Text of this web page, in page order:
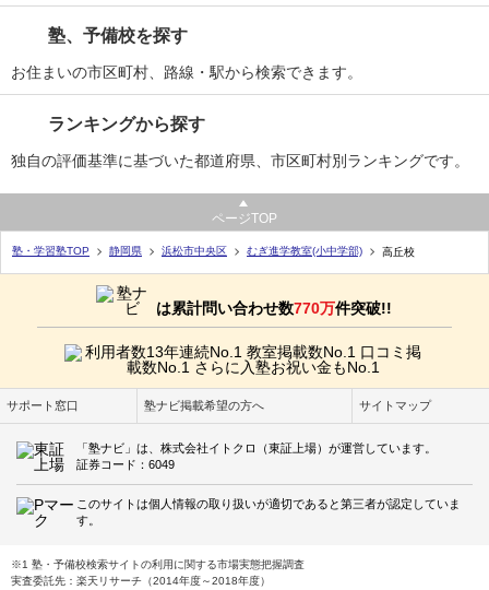
塾、予備校を探す
お住まいの市区町村、路線・駅から検索できます。
ランキングから探す
独自の評価基準に基づいた都道府県、市区町村別ランキングです。
ページTOP
塾・学習塾TOP 静岡県 浜松市中央区 むぎ進学教室(小中学部) 高丘校
は累計問い合わせ数770万件突破!!
サポート窓口 塾ナビ掲載希望の方へ サイトマップ
「塾ナビ」は、株式会社イトクロ（東証上場）が運営しています。
証券コード：6049
このサイトは個人情報の取り扱いが適切であると第三者が認定していま
す。
※1 塾・予備校検索サイトの利用に関する市場実態把握調査
実査委託先：楽天リサーチ（2014年度～2018年度）